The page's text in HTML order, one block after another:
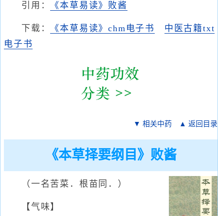
引用： 《本草易读》败酱
下载： 《本草易读》chm电子书
中医古籍txt
电子书
▼ 相关中药 ▲ 返回目录
《本草择要纲目》败酱
（一名苦菜．根苗同．）
【气味】